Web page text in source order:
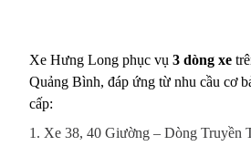
Xe Hưng Long phục vụ 3 dòng xe
Quảng Bình, đáp ứng từ nhu cầu cơ
cấp:
1. Xe 38, 40 Giường – Dòng Truyền